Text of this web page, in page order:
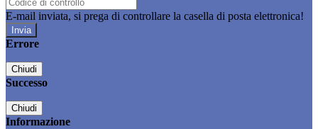
E-mail inviata, si prega di controllare la casella di posta elettronica!
Errore
Chiudi
Successo
Chiudi
Informazione